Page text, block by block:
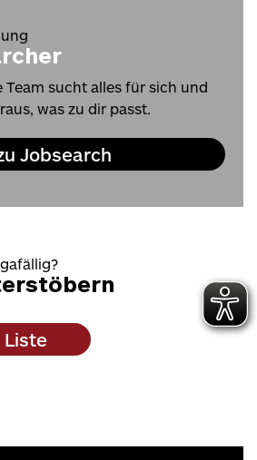
Team sucht alles für sich und
was zu dir passt.
Jobsearch
Liste